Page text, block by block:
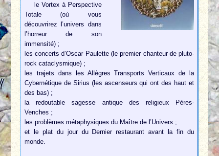
le Vortex à Perspective
Totale (où vous
découvrirez l’univers dans
l’horreur de son
immensité) ;
les concerts d’Oscar Paulette (le premier chanteur de pluto-
rock cataclysmique) ;
les trajets dans les Allègres Transports Verticaux de la
Cybernétique de Sirius (les ascenseurs qui ont des haut et
des bas) ;
la redoutable sagesse antique des religieux Pères-
Venches ;
les problèmes métaphysiques du Maître de l’Univers ;
et le plat du jour du Dernier restaurant avant la fin du
monde.